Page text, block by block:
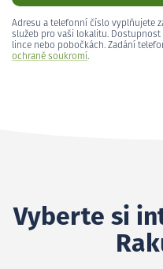
Adresu a telefonní číslo vyplňujete
služeb pro vaši lokalitu.
lince nebo pobočkách. Zadání
ochraně soukromí.
Vyberte si